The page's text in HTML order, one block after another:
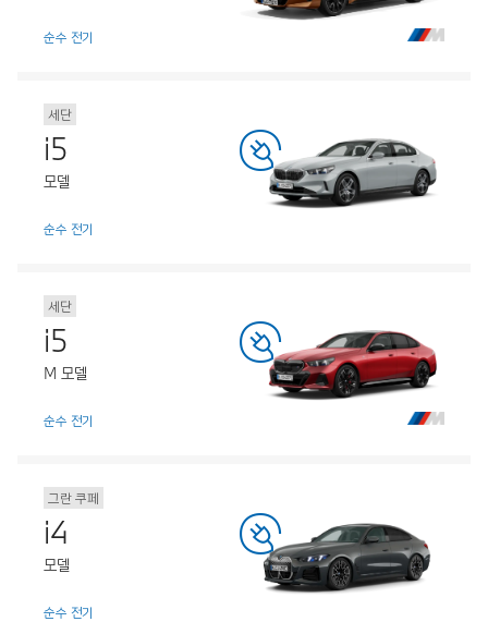
순수 전기
세단
i5
모델
순수 전기
세단
i5
M 모델
순수 전기
그란 쿠페
i4
모델
순수 전기